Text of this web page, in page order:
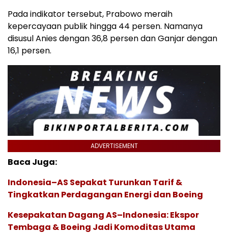
Pada indikator tersebut, Prabowo meraih
kepercayaan publik hingga 44 persen. Namanya
disusul Anies dengan 36,8 persen dan Ganjar dengan
16,1 persen.
ADVERTISEMENT
Baca Juga:
Indonesia–AS Sepakat Turunkan Tarif &
Tingkatkan Perdagangan Energi dan Boeing
Kesepakatan Dagang AS–Indonesia: Ekspor
Tembaga & Boeing Jadi Komoditas Utama